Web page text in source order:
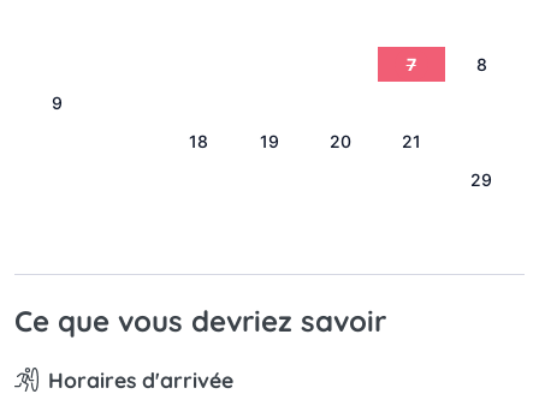
7
8
9
18 19 20 21
29
Ce que vous devriez savoir
Horaires d'arrivée